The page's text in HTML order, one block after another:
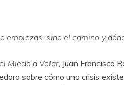
empiezas, sino el camino y
Miedo a Volar, Juan Francisco
sobre cómo una crisis